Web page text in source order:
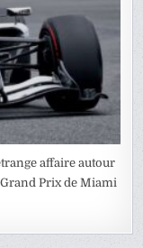
affaire autour
Prix de Miami